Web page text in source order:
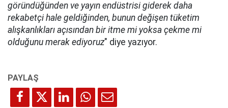
göründüğünden ve yayın endüstrisi giderek daha
rekabetçi hale geldiğinden, bunun değişen tüketim
alışkanlıkları açısından bir itme mi yoksa çekme mi
olduğunu merak ediyoruz" diye yazıyor.